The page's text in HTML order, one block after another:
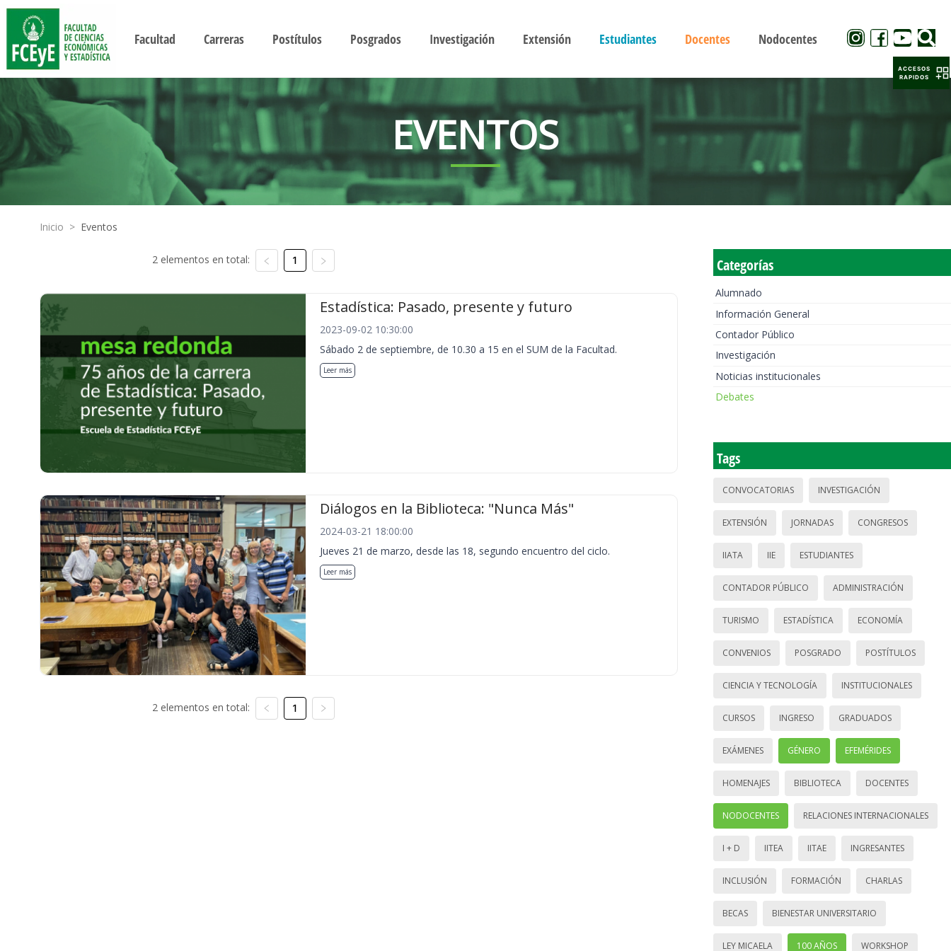
Facultad Carreras Postítulos Posgrados Investigación Extensión Estudiantes Docentes Nodocentes
EVENTOS
Inicio > Eventos
2 elementos en total: 1
Estadística: Pasado, presente y futuro
2023-09-02 10:30:00
Sábado 2 de septiembre, de 10.30 a 15 en el SUM de la Facultad.
Leer más
Diálogos en la Biblioteca: "Nunca Más"
2024-03-21 18:00:00
Jueves 21 de marzo, desde las 18, segundo encuentro del ciclo.
Leer más
2 elementos en total: 1
Categorías
Alumnado
Información General
Contador Público
Investigación
Noticias institucionales
Debates
Tags
CONVOCATORIAS INVESTIGACIÓN
EXTENSIÓN JORNADAS CONGRESOS
IIATA IIE ESTUDIANTES
CONTADOR PÚBLICO ADMINISTRACIÓN
TURISMO ESTADÍSTICA ECONOMÍA
CONVENIOS POSGRADO POSTÍTULOS
CIENCIA Y TECNOLOGÍA INSTITUCIONALES
CURSOS INGRESO GRADUADOS
EXÁMENES GÉNERO EFEMÉRIDES
HOMENAJES BIBLIOTECA DOCENTES
NODOCENTES RELACIONES INTERNACIONALES
I + D IITEA IITAE INGRESANTES
INCLUSIÓN FORMACIÓN CHARLAS
BECAS BIENESTAR UNIVERSITARIO
LEY MICAELA 100 AÑOS WORKSHOP
ACCESOS
RAPIDOS